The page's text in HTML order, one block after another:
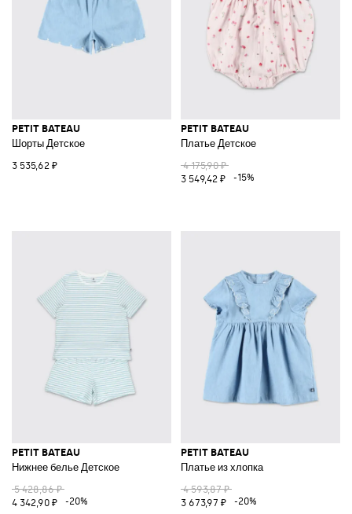
PETIT BATEAU
Шорты Детское
3 535,62 ₽
PETIT BATEAU
Платье Детское
4 175,90 ₽
3 549,42 ₽
-15%
PETIT BATEAU
Нижнее белье Детское
5 428,86 ₽
4 342,90 ₽
-20%
PETIT BATEAU
Платье из хлопка
4 593,87 ₽
3 673,97 ₽
-20%